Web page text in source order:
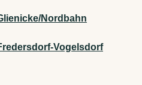
Nordbahn
Vogelsdorf